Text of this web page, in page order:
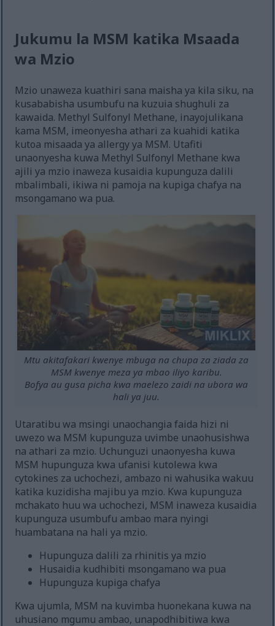
Jukumu la MSM katika Msaada
wa Mzio
Mzio unaweza kuathiri sana maisha ya kila siku, na
kusababisha usumbufu na kuzuia shughuli za
kawaida. Methyl Sulfonyl Methane, inayojulikana
kama MSM, imeonyesha athari za kuahidi katika
kutoa misaada ya allergy ya MSM. Utafiti
unaonyesha kuwa Methyl Sulfonyl Methane kwa
ajili ya mzio inaweza kusaidia kupunguza dalili
mbalimbali, ikiwa ni pamoja na kupiga chafya na
msongamano wa pua.
Mtu akitafakari kwenye mbuga na chupa za ziada za
MSM kwenye meza ya mbao iliyo karibu.
Bofya au gusa picha kwa maelezo zaidi na ubora wa
hali ya juu.
Utaratibu wa msingi unaochangia faida hizi ni
uwezo wa MSM kupunguza uvimbe unaohusishwa
na athari za mzio. Uchunguzi unaonyesha kuwa
MSM hupunguza kwa ufanisi kutolewa kwa
cytokines za uchochezi, ambazo ni wahusika wakuu
katika kuzidisha majibu ya mzio. Kwa kupunguza
mchakato huu wa uchochezi, MSM inaweza kusaidia
kupunguza usumbufu ambao mara nyingi
huambatana na hali ya mzio.
Hupunguza dalili za rhinitis ya mzio
Husaidia kudhibiti msongamano wa pua
Hupunguza kupiga chafya
Kwa ujumla, MSM na kuvimba huonekana kuwa na
uhusiano mgumu ambao, unapodhibitiwa kwa